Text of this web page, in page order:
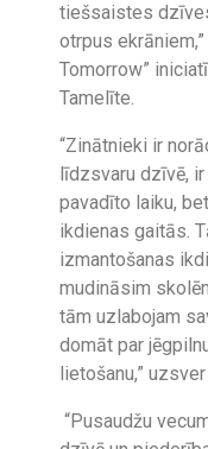
tiešsaistes
otrpus
Tomorrow”
Tamelīte.
“Zinātnieki ir
līdzsvaru dzīvē,
pavadīto laiku,
ikdienas gaitās.
izmantošanas
mudināsim
tām uzlabojam
domāt par
lietošanu,” uzsver
“Pusaudžu